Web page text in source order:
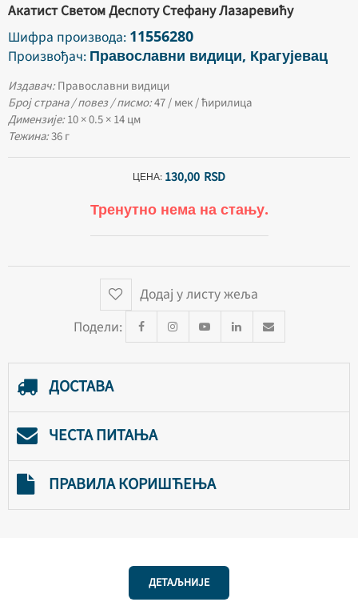
Акатист Светом Деспоту Стефану Лазаревићу
Шифра производа: 11556280
Произвођач: Православни видици, Крагујевац
Издавач:Православни видици
Број страна / повез / писмо:47 / мек / ћирилица
Димензије:10 × 0.5 × 14 цм
Тежина:36 г
ЦЕНА: 130,00 RSD
Тренутно нема на стању.
Додај у листу жеља
Подели:
ДОСТАВА
ЧЕСТА ПИТАЊА
ПРАВИЛА КОРИШЋЕЊА
ДЕТАЉНИЈЕ